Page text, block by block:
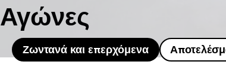
Αγώνες
Ζωντανά και επερχόμενα